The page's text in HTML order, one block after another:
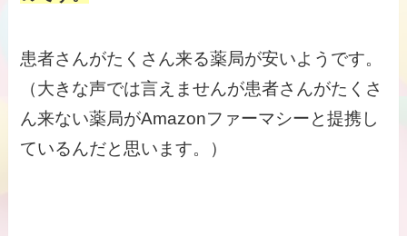
患者さんがたくさん来る薬局が安いようです。
（大きな声では言えませんが患者さんがたくさ
ん来ない薬局がAmazonファーマシーと提携し
ているんだと思います。）